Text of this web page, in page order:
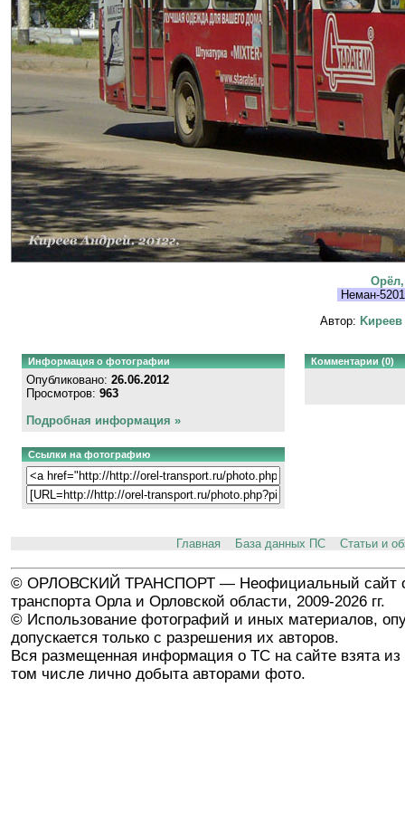
Орёл,
Неман-5201
Автор:
Информация о фотографии
Опубликовано: 26.06.2012
Просмотров: 963
Подробная информация »
Ссылки на фотографию
Комментарии (0)
Главная База данных ПС Статьи и
© ОРЛОВСКИЙ ТРАНСПОРТ — Неофициальный сайт
транспорта Орла и Орловской области, 2009-2026 гг.
© Использование фотографий и иных материалов,
допускается только с разрешения их авторов.
Вся размещенная информация о ТС на сайте взята из
том числе лично добыта авторами фото.